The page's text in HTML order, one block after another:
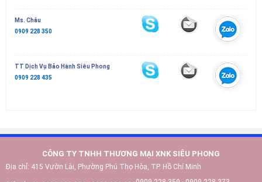
Ms. Châu
0909 228 350
TT Dịch Vụ Bảo Hành Siêu Phong
0909 228 435
CÔNG TY TNHH THƯƠNG MẠI XNK SIÊU PHONG
Địa chỉ: 415 Vườn Lài, Phường Phú Thọ Hòa, TP. Hồ Chí Minh